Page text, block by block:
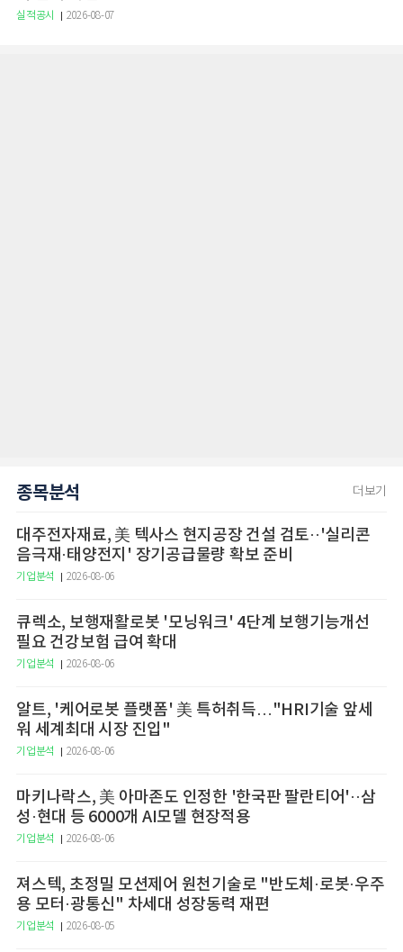
실적공시 2026-08-07
종목분석 더보기
대주전자재료, 美 텍사스 현지공장 건설 검토··'실리콘
음극재·태양전지' 장기공급물량 확보 준비
기업분석 2026-08-06
큐렉소, 보행재활로봇 '모닝워크' 4단계 보행기능개선
필요 건강보험 급여 확대
기업분석 2026-08-06
알트, '케어로봇 플랫폼' 美 특허취득…"HRI기술 앞세
워 세계최대 시장 진입"
기업분석 2026-08-06
마키나락스, 美 아마존도 인정한 '한국판 팔란티어'··삼
성·현대 등 6000개 AI모델 현장적용
기업분석 2026-08-06
져스텍, 초정밀 모션제어 원천기술로 "반도체·로봇·우주
용 모터·광통신" 차세대 성장동력 재편
기업분석 2026-08-05